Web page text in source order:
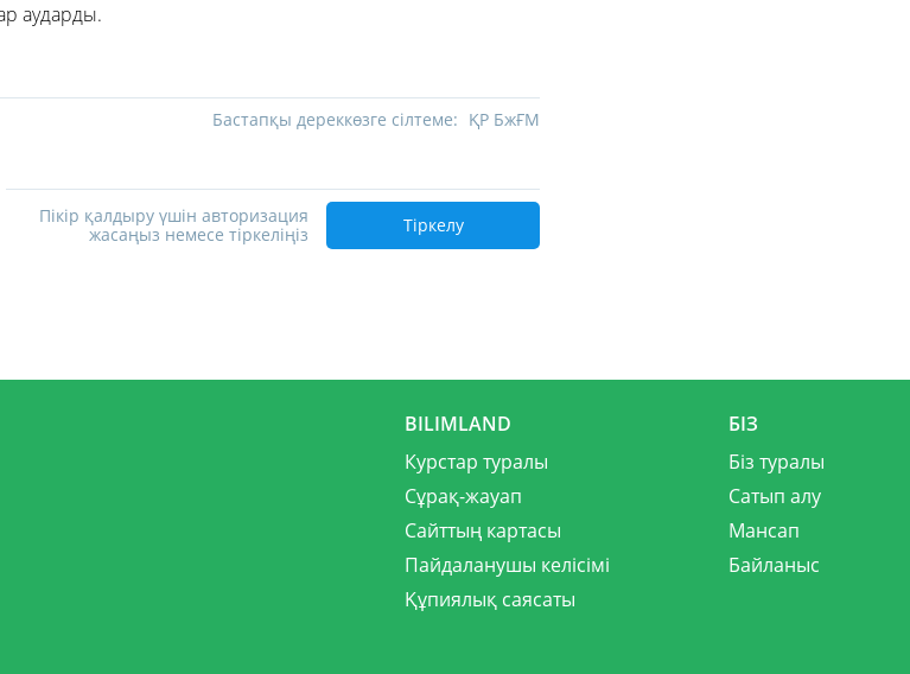
аударды.
Бастапқы дереккөзге сілтеме: ҚР БжҒМ
Пікір қалдыру үшін авторизация
жасаңыз немесе тіркеліңіз
Тіркелу
BILIMLAND
Курстар туралы
Сұрақ-жауап
Сайттың картасы
Пайдаланушы келісімі
Құпиялық саясаты
БІЗ
Біз туралы
Сатып алу
Мансап
Байланыс